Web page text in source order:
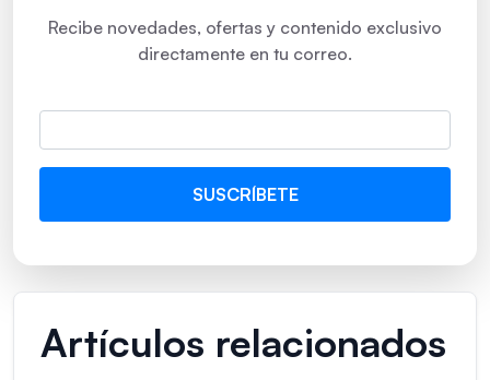
Recibe novedades, ofertas y contenido exclusivo
directamente en tu correo.
Artículos relacionados